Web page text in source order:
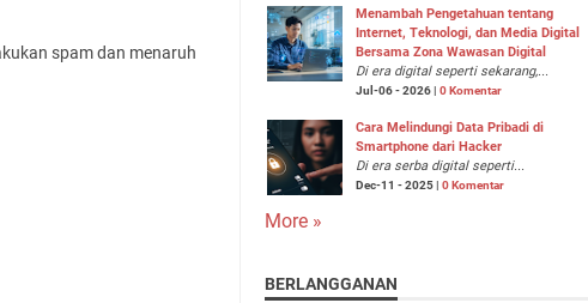
spam dan menaruh
Menambah Pengetahuan tentang
Internet, Teknologi, dan Media Digital
Bersama Zona Wawasan Digital
Di era digital seperti sekarang,...
Jul-06 - 2026 | 0 Komentar
Cara Melindungi Data Pribadi di
Smartphone dari Hacker
Di era serba digital seperti...
Dec-11 - 2025 | 0 Komentar
More »
BERLANGGANAN